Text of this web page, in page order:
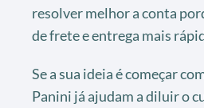
resolver melhor a conta
de frete e entrega mais
Se a sua ideia é começar
Panini já ajudam a diluir o